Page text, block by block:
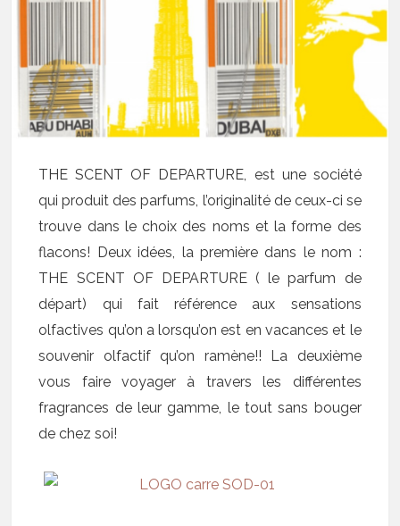
THE SCENT OF DEPARTURE, est une société
qui produit des parfums, l’originalité de ceux-ci se
trouve dans le choix des noms et la forme des
flacons! Deux idées, la première dans le nom :
THE SCENT OF DEPARTURE ( le parfum de
départ) qui fait référence aux sensations
olfactives qu’on a lorsqu’on est en vacances et le
souvenir olfactif qu’on ramène!! La deuxième
vous faire voyager à travers les différentes
fragrances de leur gamme, le tout sans bouger
de chez soi!